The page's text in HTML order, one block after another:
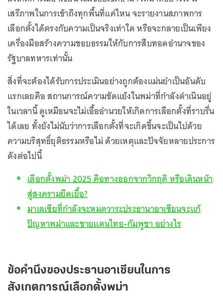
เสรีภาพในการเข้าถึงทุกพื้นที่แค่ไหน จะรายงานสภาพการ
เลือกตั้งได้ตรงกับความเป็นจริงเท่าใด หรือจะกลายเป็นเพียง
เครื่องมือสร้างความชอบธรรมให้กับการสืบทอดอำนาจของ
รัฐบาลทหารเท่านั้น
สิ่งที่จะต้องได้รับการประเมินอย่างถูกต้องแม่นยำเป็นอันดับ
แรกเลยคือ สถานการณ์ความขัดแย้งในพม่าที่กำลังดำเนินอยู่
ในเวลานี้ ดูเหมือนจะไม่เอื้ออำนวยให้เกิดการเลือกตั้งที่ราบรื่น
ได้เลย ทั้งยังไม่นับว่าการเลือกตั้งที่จะเกิดขึ้นจะเป็นไปด้วย
ความบริสุทธิ์ยุติธรรมหรือไม่ ด้วยเหตุและปัจจัยหลายประการ
ดังต่อไปนี้
เลือกตั้งพม่า 2025 คือทางออกจากวิกฤติ หรือเดินหน้า
สู่สงครามยืดเยื้อ?
มาเลเซียที่กำลังจะหมดวาระประธานาอาเซียนจะแก้
ปัญหาพม่าและชายแดนไทย-กัมพูชา อย่างไร
ข้อคำนึงของประธานอาเซียนในการ
สังเกตการณ์เลือกตั้งพม่า